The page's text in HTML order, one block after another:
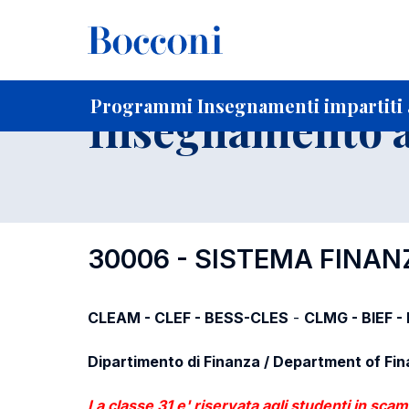
Programmi Insegnamenti impartiti
Home Per studenti iscritti
Insegnamento
30006 - SISTEMA
CLEAM - CLEF - BESS-CLES - CLMG - BIEF -
Dipartimento di Finanza / Department of
La classe 31 e' riservata agli studenti in